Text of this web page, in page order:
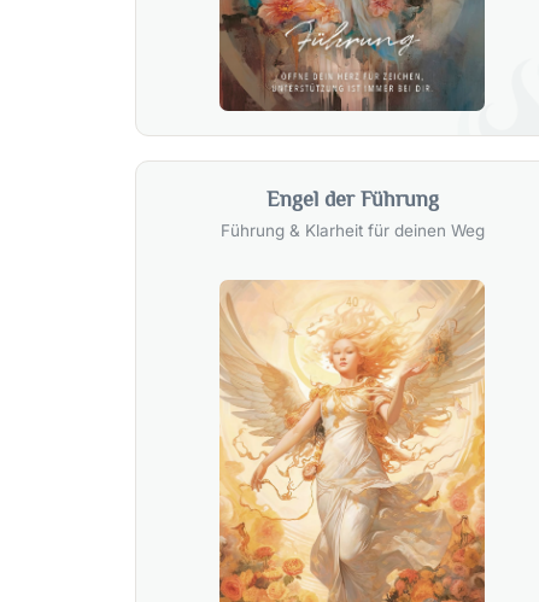
Engel der Führung
Führung & Klarheit für deinen Weg